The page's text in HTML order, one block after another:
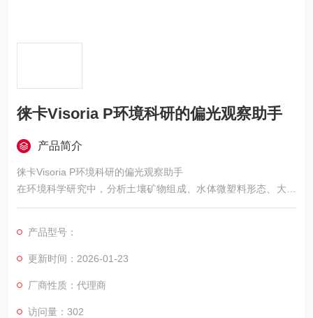
徕卡Visoria P环境科研的偏光观察助手
产品简介
徕卡Visoria P环境科研的偏光观察助手
在环境科学研究中，分析土壤矿物组成、水体微塑料形态、大气
颗粒物特性等，都需要借助偏光显微镜捕捉样品的细微光学特
配能力与稳定的成像表现，为环境科研人员提供可靠的观察工
具，助力揭示环境变化的内在规律。
产品型号：
更新时间：2026-01-23
厂商性质：代理商
访问量：302